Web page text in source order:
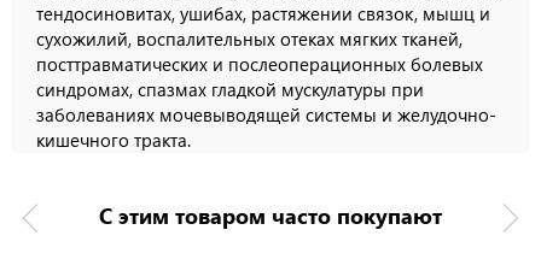
тендосиновитах, ушибах, растяжении связок, мышц и
сухожилий, воспалительных отеках мягких тканей,
посттравматических и послеоперационных болевых
синдромах, спазмах гладкой мускулатуры при
заболеваниях мочевыводящей системы и желудочно-
кишечного тракта.
С этим товаром часто покупают